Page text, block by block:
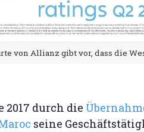
von Allianz gibt vor, dass die
durch die
seine